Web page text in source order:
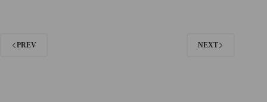
PREV NEXT